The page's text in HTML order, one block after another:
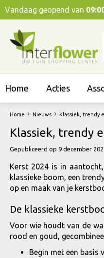
Ga
naar
Home Nieuws Klassiek, trendy
Vandaag geopend van
Home Acties
Klassiek, trendy
Gepubliceerd op 9 december
Kerst 2024 is in
klassieke boom, een
op en maak van je
De klassieke
Voor wie houdt van de
rood en goud,
Begin met een basis